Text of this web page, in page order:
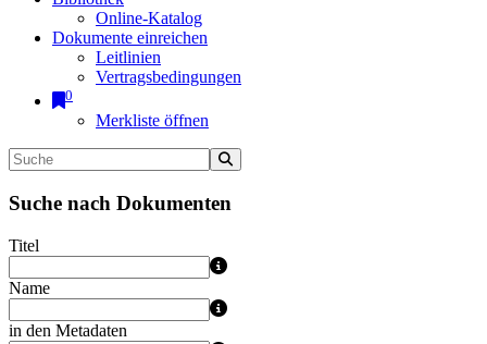
Online-Katalog
Dokumente einreichen
Leitlinien
Vertragsbedingungen
0
Merkliste öffnen
Suche nach Dokumenten
Titel
Name
in den Metadaten